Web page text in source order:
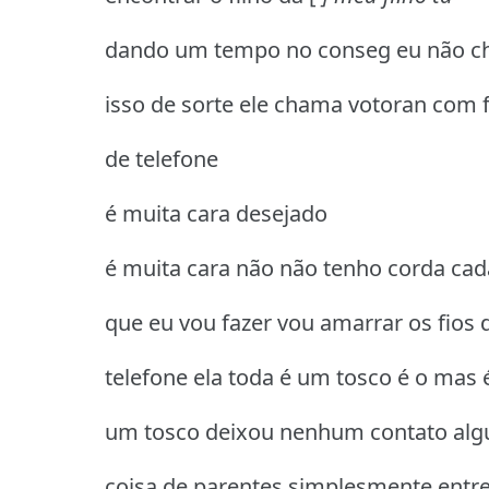
dando um tempo no conseg eu não
isso de sorte ele chama votoran com
de telefone
é muita cara desejado
é muita cara não não tenho corda
que eu vou fazer vou amarrar os fios
telefone ela toda é um tosco é o mas
um tosco deixou nenhum contato